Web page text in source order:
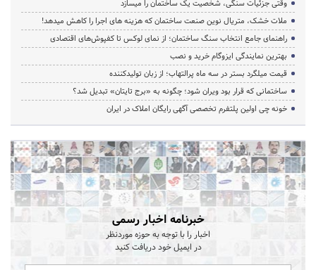
وقتی جزئیات سنگی، شخصیت یک ساختمان را میسازد
ملات خشک، متریال نوین صنعت ساختمان که هزینه‌ های اجرا را کاهش میدهد!
راهنمای جامع انتخاب سنگ ساختمان؛ از نمای لوکس تا کفپوش‌های اقتصادی
بهترین نمایندگی ایزوگام خرید و نصب
قیمت میلگرد بستر در سه ماه پرالتهاب؛ از زبان تولیدکننده
ساختمانی که قرار بود ویران شود؛ چگونه به «برج تایتان» تبدیل شد؟
خونه چی اولین پلتفرم تخصصی آگهی رایگان املاک در ایران
خبرنامه اخبار رسمی
اخبار را با توجه به حوزه موردنظر
در ایمیل خود دریافت کنید